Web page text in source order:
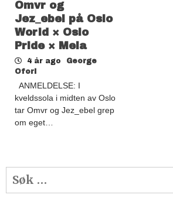
Omvr og
Jez_ebel på Oslo
World × Oslo
Pride × Mela
4 år ago
George
Ofori
ANMELDELSE: I
kveldssola i midten av Oslo
tar Omvr og Jez_ebel grep
om eget…
Søk
etter: